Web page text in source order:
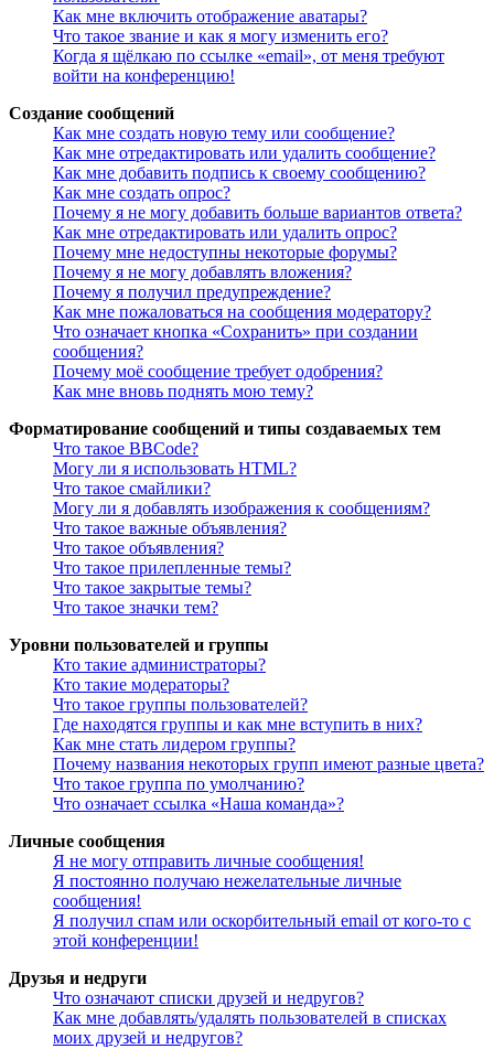
Как мне включить отображение аватары?
Что такое звание и как я могу изменить его?
Когда я щёлкаю по ссылке «email», от меня требуют
войти на конференцию!
Создание сообщений
Как мне создать новую тему или сообщение?
Как мне отредактировать или удалить сообщение?
Как мне добавить подпись к своему сообщению?
Как мне создать опрос?
Почему я не могу добавить больше вариантов ответа?
Как мне отредактировать или удалить опрос?
Почему мне недоступны некоторые форумы?
Почему я не могу добавлять вложения?
Почему я получил предупреждение?
Как мне пожаловаться на сообщения модератору?
Что означает кнопка «Сохранить» при создании
сообщения?
Почему моё сообщение требует одобрения?
Как мне вновь поднять мою тему?
Форматирование сообщений и типы создаваемых тем
Что такое BBCode?
Могу ли я использовать HTML?
Что такое смайлики?
Могу ли я добавлять изображения к сообщениям?
Что такое важные объявления?
Что такое объявления?
Что такое прилепленные темы?
Что такое закрытые темы?
Что такое значки тем?
Уровни пользователей и группы
Кто такие администраторы?
Кто такие модераторы?
Что такое группы пользователей?
Где находятся группы и как мне вступить в них?
Как мне стать лидером группы?
Почему названия некоторых групп имеют разные цвета?
Что такое группа по умолчанию?
Что означает ссылка «Наша команда»?
Личные сообщения
Я не могу отправить личные сообщения!
Я постоянно получаю нежелательные личные
сообщения!
Я получил спам или оскорбительный email от кого-то с
этой конференции!
Друзья и недруги
Что означают списки друзей и недругов?
Как мне добавлять/удалять пользователей в списках
моих друзей и недругов?